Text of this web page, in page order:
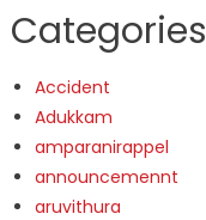
Categories
Accident
Adukkam
amparanirappel
announcemennt
aruvithura